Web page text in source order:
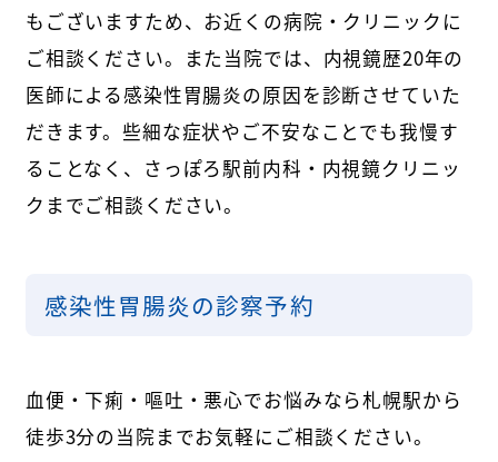
もございますため、お近くの病院・クリニックに
ご相談ください。また当院では、内視鏡歴20年の
医師による感染性胃腸炎の原因を診断させていた
だきます。些細な症状やご不安なことでも我慢す
ることなく、さっぽろ駅前内科・内視鏡クリニッ
クまでご相談ください。
感染性胃腸炎の診察予約
血便・下痢・嘔吐・悪心でお悩みなら札幌駅から
徒歩3分の当院までお気軽にご相談ください。